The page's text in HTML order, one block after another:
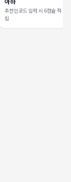
추천인코드 입력 시 6캡슐 적
립